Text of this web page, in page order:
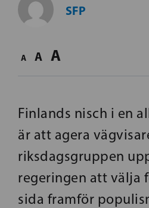
SFP
A A A
Finlands nisch i en
är att agera
riksdagsgruppen
regeringen att välja
sida framför